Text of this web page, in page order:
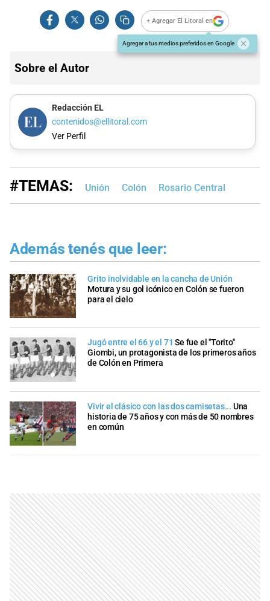
+ Agregar El Litoral en
Agregar a tus medios preferidos en Google
Sobre el Autor
Redacción EL
contenidos@ellitoral.com
Ver Perfil
#TEMAS: Unión Colón Rosario Central
Además tenés que leer:
Grito inolvidable en la cancha de Unión
Motura y su gol icónico en Colón se fueron
para el cielo
Jugó entre el 66 y el 71 Se fue el "Torito"
Giombi, un protagonista de los primeros años
de Colón en Primera
Vivir el clásico con las dos camisetas... Una
historia de 75 años y con más de 50 nombres
en común